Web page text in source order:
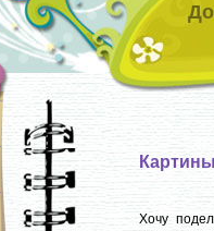
Хочу